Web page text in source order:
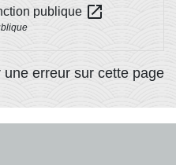
publique open_in_new
une erreur sur cette page